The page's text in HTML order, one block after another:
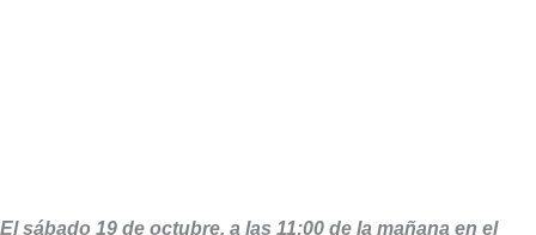
El sábado 19 de octubre, a las 11:00 de la mañana en el